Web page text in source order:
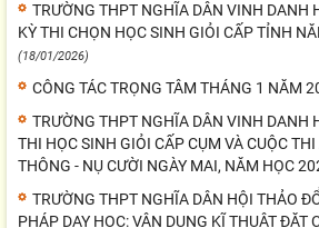
TRƯỜNG THPT NGHĨA DÂN VINH DANH
KỲ THI CHỌN HỌC SINH GIỎI CẤP TỈNH
(18/01/2026)
CÔNG TÁC TRỌNG TÂM THÁNG 1 NĂM
TRƯỜNG THPT NGHĨA DÂN VINH DANH
THI HỌC SINH GIỎI CẤP CỤM VÀ CUỘC
THÔNG - NỤ CƯỜI NGÀY MAI, NĂM HỌC
TRƯỜNG THPT NGHĨA DÂN HỘI THẢO
PHÁP DẠY HỌC: VẬN DỤNG KĨ THUẬT ĐẶT